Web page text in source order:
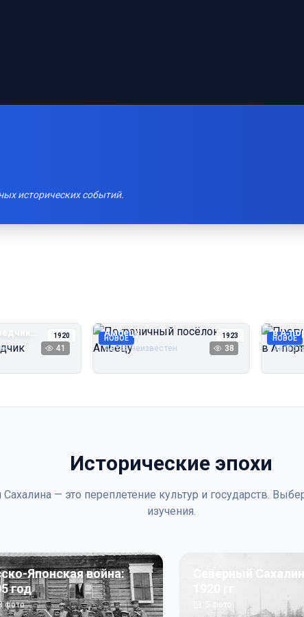
исторических событий.
1920
41
НОВОЕ 1923
Пограничный посёлок
Амбецу
Автор неизвестен 38
НОВОЕ
в
Автор
Исторические эпохи
Сахалина — это переплетение культур и государств.
изучения.
Японская война:
год
фото
Северный